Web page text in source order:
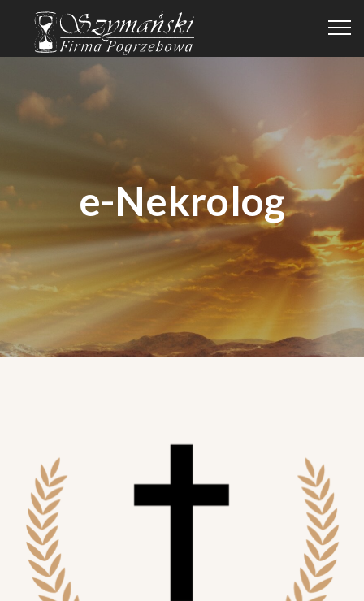
e-Nekrolog